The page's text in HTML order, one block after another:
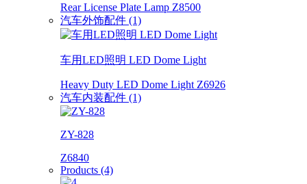
Rear License Plate Lamp Z8500
汽车外饰配件 (1)
车用LED照明 LED Dome Light
Heavy Duty LED Dome Light Z6926
汽车内装配件 (1)
ZY-828
Z6840
Products (4)